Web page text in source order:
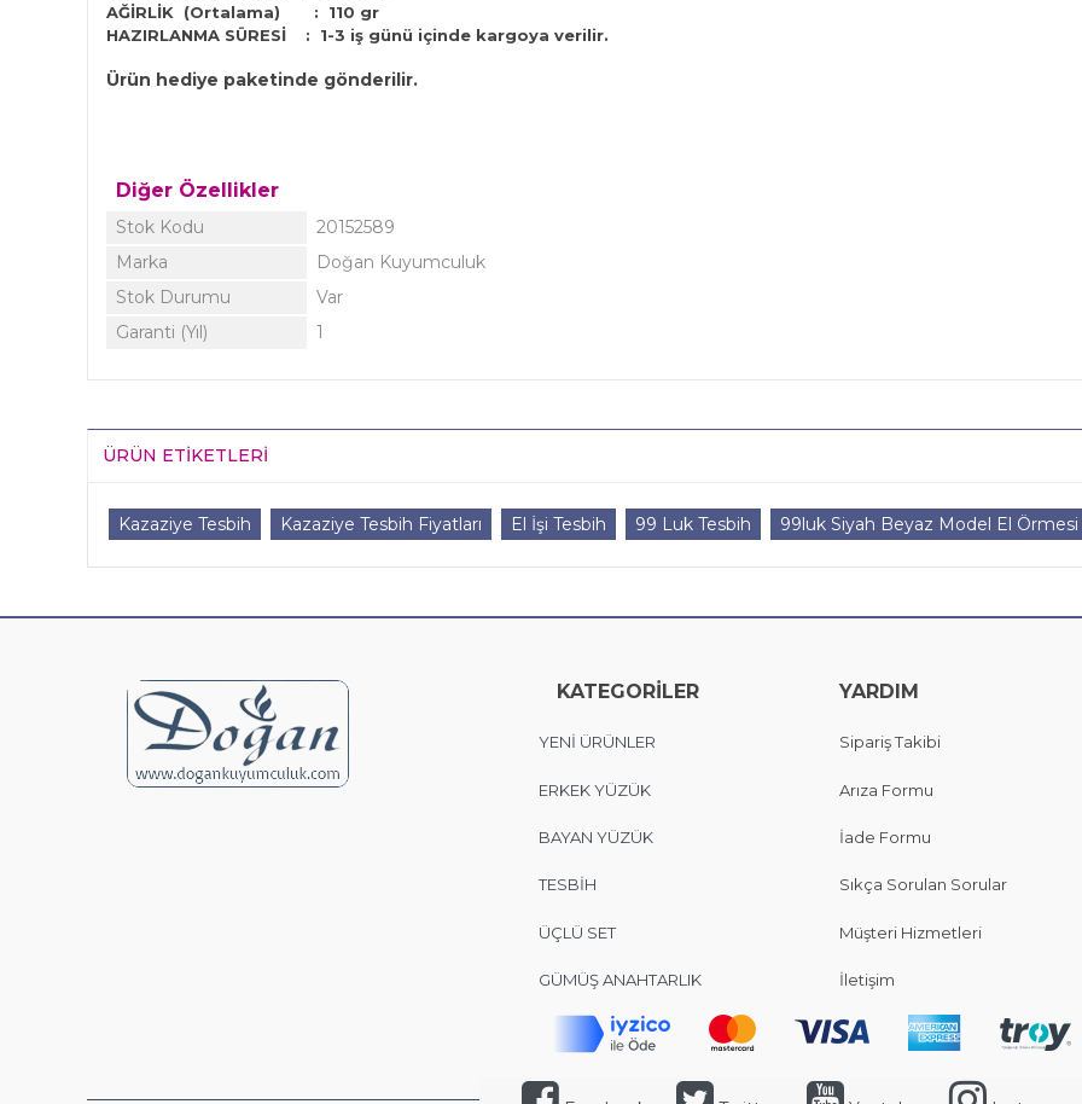
AĞİRLİK (Ortalama) : 110 gr
HAZIRLANMA SÜRESİ
: 1-3 iş günü içinde kargoya verilir.
Ürün hediye paketinde gönderilir.
Diğer Özellikler
Stok Kodu
20152589
Marka
Doğan Kuyumculuk
Stok Durumu
Var
Garanti (Yıl)
1
ÜRÜN ETIKETLERI
Kazaziye Tesbih Kazaziye Tesbih Fiyatları El İşi Tesbih 99 Luk Tesbih 99luk Siyah Beyaz Model El
KATEGORİLER
YENİ ÜRÜNLER
ERKEK YÜZÜK
BAYAN YÜZÜK
TESBİH
ÜÇLÜ SET
GÜMÜŞ ANAHTARLIK
YARDIM
Sipariş Takibi
Arıza Formu
İade Formu
Sıkça Sorulan Sorular
Müşteri Hizmetleri
İletişim